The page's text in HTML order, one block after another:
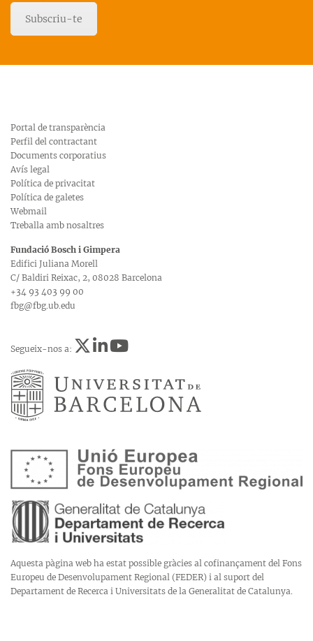
Subscriu-te
Portal de transparència
Perfil del contractant
Documents corporatius
Avís legal
Política de privacitat
Política de galetes
Webmail
Treballa amb nosaltres
Fundació Bosch i Gimpera
Edifici Juliana Morell
C/ Baldiri Reixac, 2, 08028 Barcelona
+34 93 403 99 00
fbg@fbg.ub.edu
Segueix-nos a:
Aquesta pàgina web ha estat possible gràcies al cofinançament del Fons
Europeu de Desenvolupament Regional (FEDER) i al suport del
Departament de Recerca i Universitats de la Generalitat de Catalunya.